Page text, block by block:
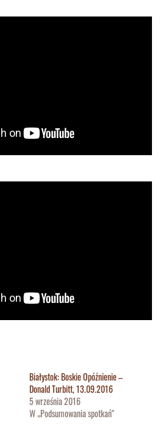
Białystok: Boskie Opóźnienie –
Donald Turbitt, 13.09.2016
5 września 2016
W „Podsumowania spotkań"